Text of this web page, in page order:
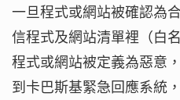
一旦程式或網站被確認為
信程式及網站清單裡（白
程式或網站被定義為惡意
到卡巴斯基緊急回應系統